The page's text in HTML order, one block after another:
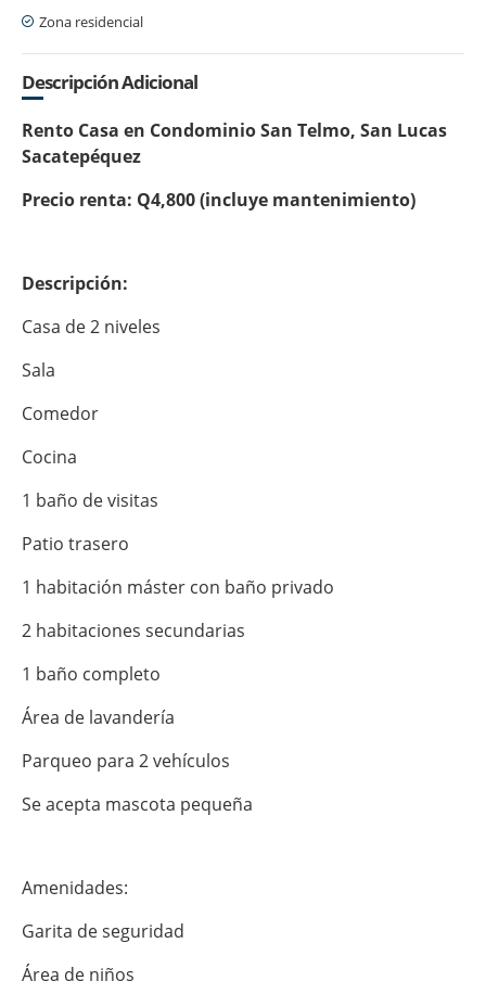
Zona residencial
Descripción Adicional
Rento Casa en Condominio San Telmo, San Lucas
Sacatepéquez
Precio renta: Q4,800 (incluye mantenimiento)
Descripción:
Casa de 2 niveles
Sala
Comedor
Cocina
1 baño de visitas
Patio trasero
1 habitación máster con baño privado
2 habitaciones secundarias
1 baño completo
Área de lavandería
Parqueo para 2 vehículos
Se acepta mascota pequeña
Amenidades:
Garita de seguridad
Área de niños